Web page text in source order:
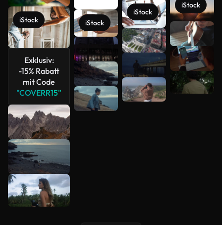
iStock
Exklusiv:
-15% Rabatt
mit Code
"COVERR15"
iStock
iStock
iStock
Mehr
anzeigen